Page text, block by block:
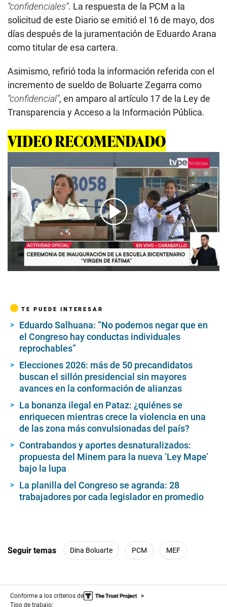
“confidenciales”. La respuesta de la PCM a la
solicitud de este Diario se emitió el 16 de mayo, dos
días después de la juramentación de Eduardo Arana
como titular de esa cartera.
Asimismo, refirió toda la información referida con el
incremento de sueldo de Boluarte Zegarra como
“confidencial”, en amparo al artículo 17 de la Ley de
Transparencia y Acceso a la Información Pública.
VIDEO RECOMENDADO
TE PUEDE INTERESAR
Eduardo Salhuana: “No podemos negar que en
el Congreso hay conductas individuales
reprochables”
Elecciones 2026: más de 50 precandidatos
buscan el sillón presidencial sin mayores
avances en la conformación de alianzas
La bonanza ilegal en Pataz: ¿quiénes se
enriquecen mientras crece la violencia en una
de las zona más convulsionadas del país?
Contrabandos y aportes desnaturalizados:
propuesta del Minem para la nueva ‘Ley Mape’
bajo la lupa
La planilla del Congreso se agranda: 28
trabajadores por cada legislador en promedio
Seguir temas Dina Boluarte PCM MEF
Conforme a los criterios de
Tipo de trabajo: